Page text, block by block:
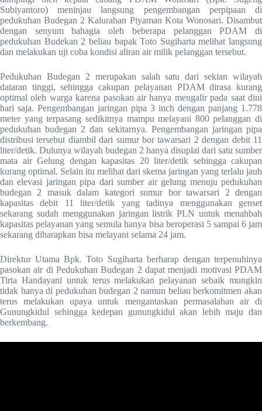
Subiyantoro) meninjau langsung pengembangan perpipaan di
pedukuhan Budegan 2 Kalurahan Piyaman Kota Wonosari. Disambut
dengan senyum bahagia oleh beberapa pelanggan PDAM di
pedukuhan Budekan 2 beliau bapak Toto Sugiharta melihat langsung
dan melakukan uji coba kondisi aliran air milik pelanggan tersebut.
Pedukuhan Budegan 2 merupakan salah satu dari sekian wilayah
dataran tinggi, sehingga cakupan pelayanan PDAM dirasa kurang
optimal oleh warga karena pasokan air hanya mengalir pada saat dini
hari saja. Pengembangan jaringan pipa 3 inch dengan panjang 1.778
meter yang terpasang sedikitnya mampu melayani 800 pelanggan di
pedukuhan budegan 2 dan sekitarnya. Pengembangan jaringan pipa
distribusi tersebut diambil dari sumur bor tawarsari 2 dengan debit 11
liter/detik. Dulunya wilayah budegan 2 hanya disuplai dari satu sumber
mata air Gelung dengan kapasitas 20 liter/detik sehingga cakupan
kurang optimal. Selain itu melihat dari skema jaringan yang terlalu jauh
dan elevasi jaringan pipa dari sumber air gelung menuju pedukuhan
budegan 2 masuk dalam kategori sumur bor tawarsari 2 dengan
kapasitas debit 11 liter/detik yang tadinya menggunakan genset
sekarang sudah menggunakan jaringan listrik PLN untuk menahbah
kapasitas pelayanan yang semula hanya bisa beroperasi 5 sampai 6 jam
sekarang diharapkan bisa melayani selama 24 jam.
Direktur Utama Bpk. Toto Sugiharta berharap dengan terpenuhinya
pasokan air di Pedukuhan Budegan 2 dapat menjadi motivasi PDAM
Tirta Handayani untuk terus melakukan pelayanan sebaik mungkin
tidak hanya di pedukuhan budegan 2 namun beliau berkomitmen akan
terus melakukan upaya untuk mengantaskan permasalahan air di
Gunungkidul sehingga kedepan gunungkidul akan lebih maju dan
berkembang.